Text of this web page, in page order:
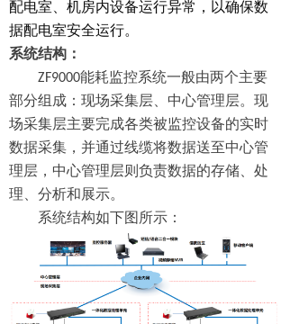
配电室、 机房内设备运行异常，以确保数
据配电室安全运行。
系统结构：
ZF9000能耗监控系统一般由两个主要
部分组成： 现场采集层、中心管理层。 现
场采集层主要完成各类被监控设备的实时
数据采集，并通过线缆将数据送至中心管
理层，中心管理层则负责数据的存储、处
理、分析和展示。
系统结构如下图所示：